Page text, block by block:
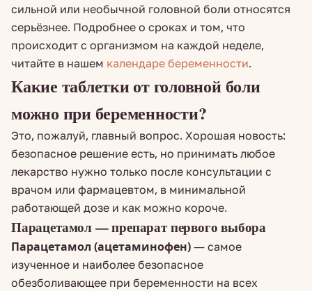
сильной или необычной головной боли относятся
серьёзнее. Подробнее о сроках и том, что
происходит с организмом на каждой неделе,
читайте в нашем календаре беременности.
Какие таблетки от головной боли
можно при беременности?
Это, пожалуй, главный вопрос. Хорошая новость:
безопасное решение есть, но принимать любое
лекарство нужно только после консультации с
врачом или фармацевтом, в минимальной
работающей дозе и как можно короче.
Парацетамол — препарат первого выбора
Парацетамол (ацетаминофен)— самое
изученное и наиболее безопасное
обезболивающее при беременности на всех